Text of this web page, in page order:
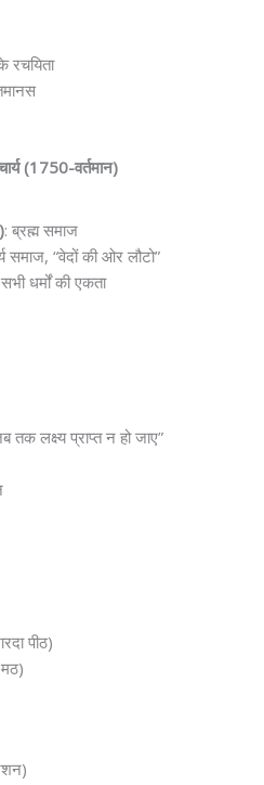
रचयिता
(1750-वर्तमान)
: ब्रह्म समाज
समाज, “वेदों की ओर लौटो”
धर्मों की एकता
लक्ष्य प्राप्त न हो जाए”
पीठ)
मठ)